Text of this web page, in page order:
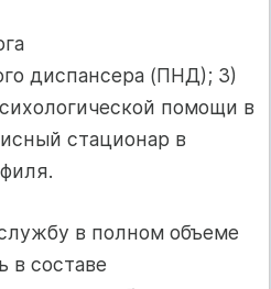
диспансера (ПНД); 3)
помощи в
стационар в
в полном объеме
в составе